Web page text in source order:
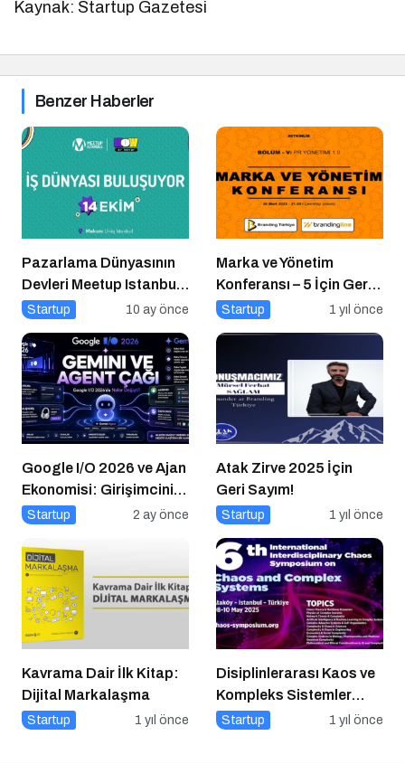
Kaynak: Startup Gazetesi
Benzer Haberler
Pazarlama Dünyasının
Devleri Meetup Istanbul
2025’te Buluşuyor
Startup 10 ay önce
Marka ve Yönetim
Konferansı – 5 İçin Geri
Sayım!
Startup 1 yıl önce
Google I/O 2026 ve Ajan
Ekonomisi: Girişimcinin
Yeni Rakibi Arama
Startup 2 ay önce
Atak Zirve 2025 İçin
Geri Sayım!
Startup 1 yıl önce
Kavrama Dair İlk Kitap:
Dijital Markalaşma
Startup 1 yıl önce
Disiplinlerarası Kaos ve
Kompleks Sistemler
Sempozyumu İçin Geri
Startup 1 yıl önce